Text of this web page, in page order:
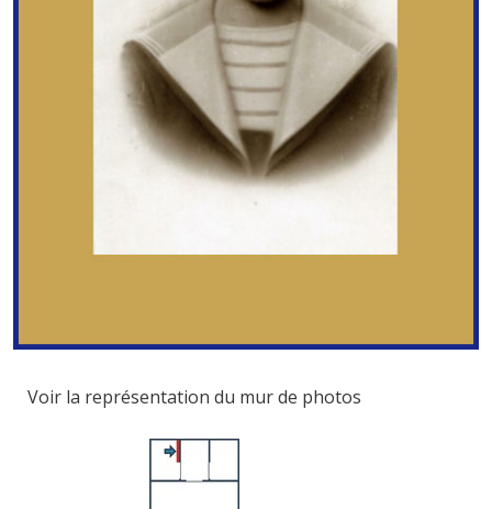
Voir la représentation du mur de photos